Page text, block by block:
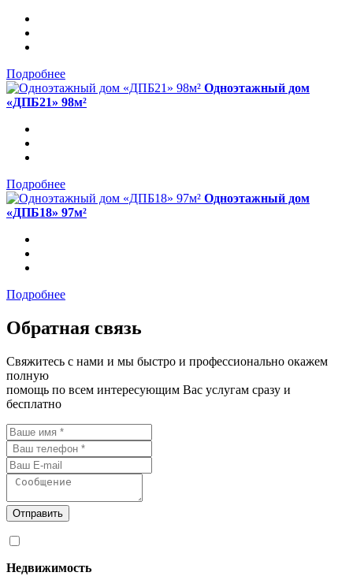
Подробнее
Одноэтажный дом
«ДПБ21» 98м²
Подробнее
Одноэтажный дом
«ДПБ18» 97м²
Подробнее
Обратная связь
Свяжитесь с нами и мы быстро и профессионально окажем
полную
помощь по всем интересующим Вас услугам сразу и
бесплатно
Отправить
Недвижимость